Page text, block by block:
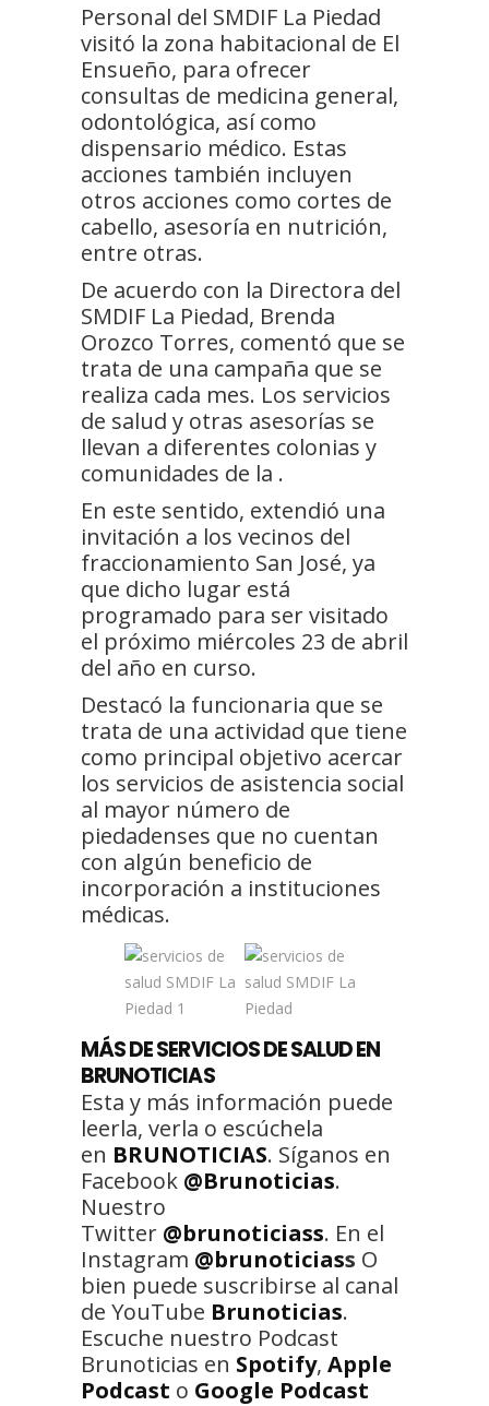
Personal del SMDIF La Piedad
visitó la zona habitacional de El
Ensueño, para ofrecer
consultas de medicina general,
odontológica, así como
dispensario médico. Estas
acciones también incluyen
otros acciones como cortes de
cabello, asesoría en nutrición,
entre otras.
De acuerdo con la Directora del
SMDIF La Piedad, Brenda
Orozco Torres, comentó que se
trata de una campaña que se
realiza cada mes. Los servicios
de salud y otras asesorías se
llevan a diferentes colonias y
comunidades de la .
En este sentido, extendió una
invitación a los vecinos del
fraccionamiento San José, ya
que dicho lugar está
programado para ser visitado
el próximo miércoles 23 de abril
del año en curso.
Destacó la funcionaria que se
trata de una actividad que tiene
como principal objetivo acercar
los servicios de asistencia social
al mayor número de
piedadenses que no cuentan
con algún beneficio de
incorporación a instituciones
médicas.
MÁS DE SERVICIOS DE SALUD EN
BRUNOTICIAS
Esta y más información puede
leerla, verla o escúchela
en BRUNOTICIAS. Síganos en
Facebook @Brunoticias.
Nuestro
Twitter @brunoticiass. En el
Instagram @brunoticiass O
bien puede suscribirse al canal
de YouTube Brunoticias.
Escuche nuestro Podcast
Brunoticias en Spotify, Apple
Podcast o Google Podcast